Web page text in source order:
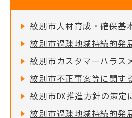
紋別市不正事案等に関す
紋別市DX推進方針の策定